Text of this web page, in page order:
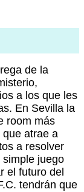
de la
a los que les
En Sevilla la
room más
atrae a
a resolver
juego
el futuro del
tendrán que